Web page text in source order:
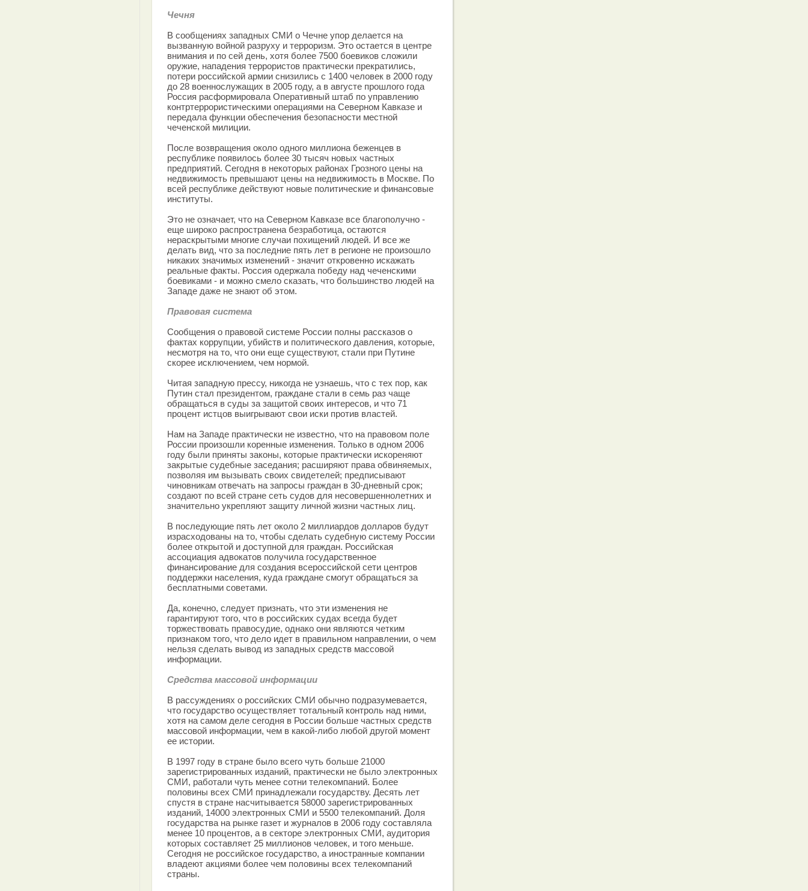
Чечня
В сообщениях западных СМИ о Чечне упор делается на
вызванную войной разруху и терроризм. Это остается в центре
внимания и по сей день, хотя более 7500 боевиков сложили
оружие, нападения террористов практически прекратились,
потери российской армии снизились с 1400 человек в 2000 году
до 28 военнослужащих в 2005 году, а в августе прошлого года
Россия расформировала Оперативный штаб по управлению
контртеррористическими операциями на Северном Кавказе и
передала функции обеспечения безопасности местной
чеченской милиции.
После возвращения около одного миллиона беженцев в
республике появилось более 30 тысяч новых частных
предприятий. Сегодня в некоторых районах Грозного цены на
недвижимость превышают цены на недвижимость в Москве. По
всей республике действуют новые политические и финансовые
институты.
Это не означает, что на Северном Кавказе все благополучно -
еще широко распространена безработица, остаются
нераскрытыми многие случаи похищений людей. И все же
делать вид, что за последние пять лет в регионе не произошло
никаких значимых изменений - значит откровенно искажать
реальные факты. Россия одержала победу над чеченскими
боевиками - и можно смело сказать, что большинство людей на
Западе даже не знают об этом.
Правовая система
Сообщения о правовой системе России полны рассказов о
фактах коррупции, убийств и политического давления, которые,
несмотря на то, что они еще существуют, стали при Путине
скорее исключением, чем нормой.
Читая западную прессу, никогда не узнаешь, что с тех пор, как
Путин стал президентом, граждане стали в семь раз чаще
обращаться в суды за защитой своих интересов, и что 71
процент истцов выигрывают свои иски против властей.
Нам на Западе практически не известно, что на правовом поле
России произошли коренные изменения. Только в одном 2006
году были приняты законы, которые практически искореняют
закрытые судебные заседания; расширяют права обвиняемых,
позволяя им вызывать своих свидетелей; предписывают
чиновникам отвечать на запросы граждан в 30-дневный срок;
создают по всей стране сеть судов для несовершеннолетних и
значительно укрепляют защиту личной жизни частных лиц.
В последующие пять лет около 2 миллиардов долларов будут
израсходованы на то, чтобы сделать судебную систему России
более открытой и доступной для граждан. Российская
ассоциация адвокатов получила государственное
финансирование для создания всероссийской сети центров
поддержки населения, куда граждане смогут обращаться за
бесплатными советами.
Да, конечно, следует признать, что эти изменения не
гарантируют того, что в российских судах всегда будет
торжествовать правосудие, однако они являются четким
признаком того, что дело идет в правильном направлении, о чем
нельзя сделать вывод из западных средств массовой
информации.
Средства массовой информации
В рассуждениях о российских СМИ обычно подразумевается,
что государство осуществляет тотальный контроль над ними,
хотя на самом деле сегодня в России больше частных средств
массовой информации, чем в какой-либо любой другой момент
ее истории.
В 1997 году в стране было всего чуть больше 21000
зарегистрированных изданий, практически не было электронных
СМИ, работали чуть менее сотни телекомпаний. Более
половины всех СМИ принадлежали государству. Десять лет
спустя в стране насчитывается 58000 зарегистрированных
изданий, 14000 электронных СМИ и 5500 телекомпаний. Доля
государства на рынке газет и журналов в 2006 году составляла
менее 10 процентов, а в секторе электронных СМИ, аудитория
которых составляет 25 миллионов человек, и того меньше.
Сегодня не российское государство, а иностранные компании
владеют акциями более чем половины всех телекомпаний
страны.